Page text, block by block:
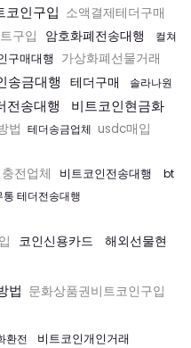
코인구입 소액결제테더구매
구입 암호화폐전송대행
컬쳐
구매대행 가상화폐선물거래
송금대행 테더구매
솔라나원
전송대행 비트코인현금화
법 테더송금업체 usdc매입
전업체 비트코인전송대행
bt
통 테더전송대행
코인신용카드
해외선물현
법 문화상품권비트코인구입
환전 비트코인개인거래